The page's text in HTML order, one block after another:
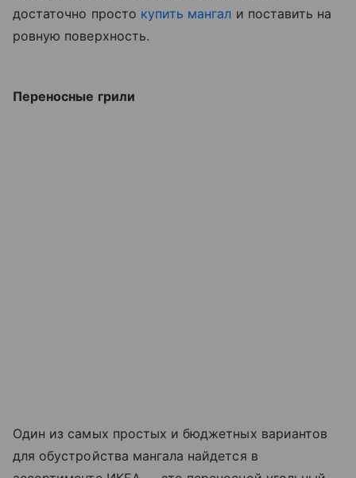
достаточно просто купить мангал и поставить на
ровную поверхность.
Переносные грили
Один из самых простых и бюджетных вариантов
для обустройства мангала найдется в